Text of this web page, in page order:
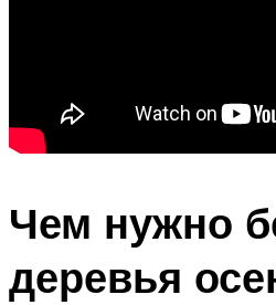
Чем нужно
деревья